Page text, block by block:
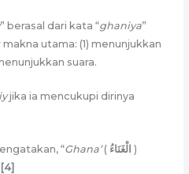
” berasal dari kata “ghaniya”
utama: (1) menunjukkan
suara.
jika ia mencukupi dirinya
“Ghana’(
)
[4]